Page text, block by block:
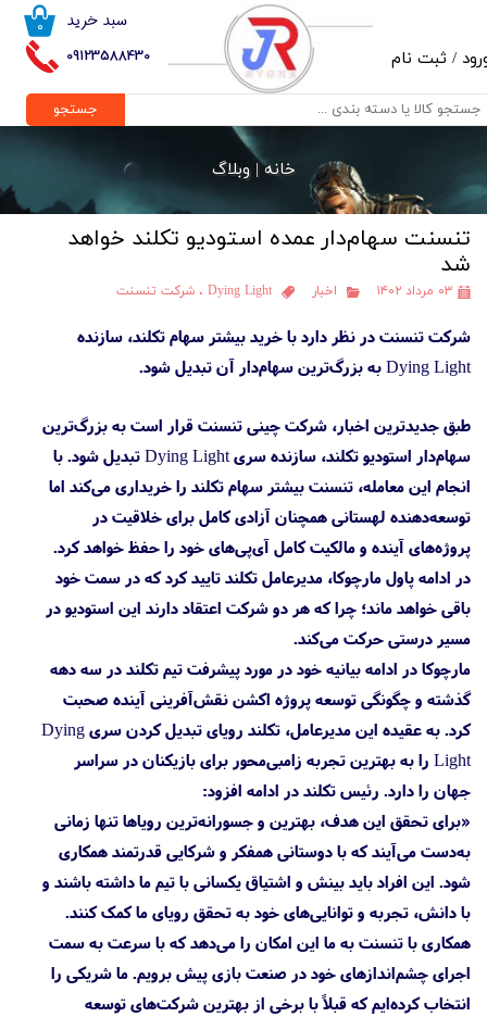
09123588430
۰ سبد خرید
/ ثبت نام
حساب کاربری من
تغییر گذر واژه
خروج از حساب کاربری
جستجو
خانه |وبلاگ
تنسنت سهام‌دار عمده استودیو تکلند خواهد
شد
۰۳ مرداد ۱۴۰۲ اخبار Dying Light ، شرکت تنسنت
شرکت تنسنت در نظر دارد با خرید بیشتر سهام تکلند، سازنده
Dying Light به بزرگ‌ترین سهام‌دار آن تبدیل شود.
طبق جدیدترین اخبار، شرکت چینی تنسنت قرار است به بزرگ‌ترین
سهام‌دار استودیو تکلند، سازنده سری Dying Light تبدیل شود. با
انجام این معامله، تنسنت بیشتر سهام تکلند را خریداری می‌کند اما
توسعه‌دهنده لهستانی همچنان آزادی کامل برای خلاقیت در
پروژه‌های آینده و مالکیت کامل آی‌پی‌های خود را حفظ خواهد کرد.
در ادامه پاول مارچوکا، مدیرعامل تکلند تایید کرد که در سمت خود
باقی خواهد ماند؛ چرا که هر دو شرکت اعتقاد دارند این استودیو در
مسیر درستی حرکت می‌کند.
مارچوکا در ادامه بیانیه خود در مورد پیشرفت تیم تکلند در سه دهه
گذشته و چگونگی توسعه پروژه اکشن نقش‌آفرینی آینده صحبت
کرد. به عقیده این مدیرعامل، تکلند رویای تبدیل کردن سری Dying
Light را به بهترین تجربه زامبی‌محور برای بازیکنان در سراسر
جهان را دارد. رئیس تکلند در ادامه افزود:
«برای تحقق این هدف، بهترین و جسورانه‌ترین رویاها تنها زمانی
به‌دست می‌آیند که با دوستانی همفکر و شرکایی قدرتمند همکاری
شود. این افراد باید بینش و اشتیاق یکسانی با تیم ما داشته باشند و
با دانش، تجربه و توانایی‌های خود به تحقق رویای ما کمک کنند.
همکاری با تنسنت به ما این امکان را می‌دهد که با سرعت به سمت
اجرای چشم‌اندازهای خود در صنعت بازی پیش برویم. ما شریکی را
انتخاب کرده‌ایم که قبلاً با برخی از بهترین شرکت‌های توسعه